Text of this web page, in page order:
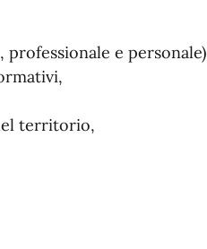
e personale)
territorio,